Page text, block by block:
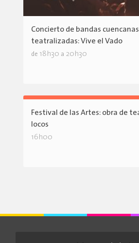
Concierto de bandas
teatralizadas: Vive el Vado
de 18h30 a 20h30
Festival de las Artes: obra de
locos
16h00